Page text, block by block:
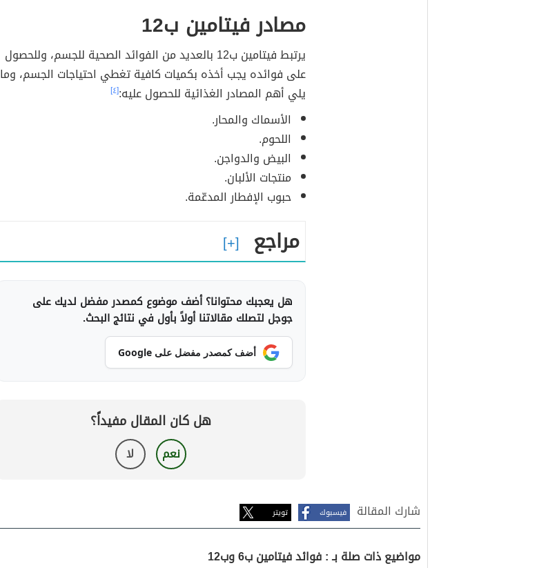
مصادر فيتامين ب12
يرتبط فيتامين ب12 بالعديد من الفوائد الصحية للجسم، وللحصول
على فوائده يجب أخذه بكميات كافية تغطي احتياجات الجسم، وما
يلي أهم المصادر الغذائية للحصول عليه:[٤]
الأسماك والمحار.
اللحوم.
البيض والدواجن.
منتجات الألبان.
حبوب الإفطار المدعّمة.
مراجع
هل يعجبك محتوانا؟ أضف موضوع كمصدر مفضل لديك على
جوجل لتصلك مقالاتنا أولاً بأول في نتائج البحث.
أضف كمصدر مفضل على Google
هل كان المقال مفيداً؟
نعم لا
شارك المقالة فيسبوك تويتر
مواضيع ذات صلة بـ : فوائد فيتامين ب6 وب12